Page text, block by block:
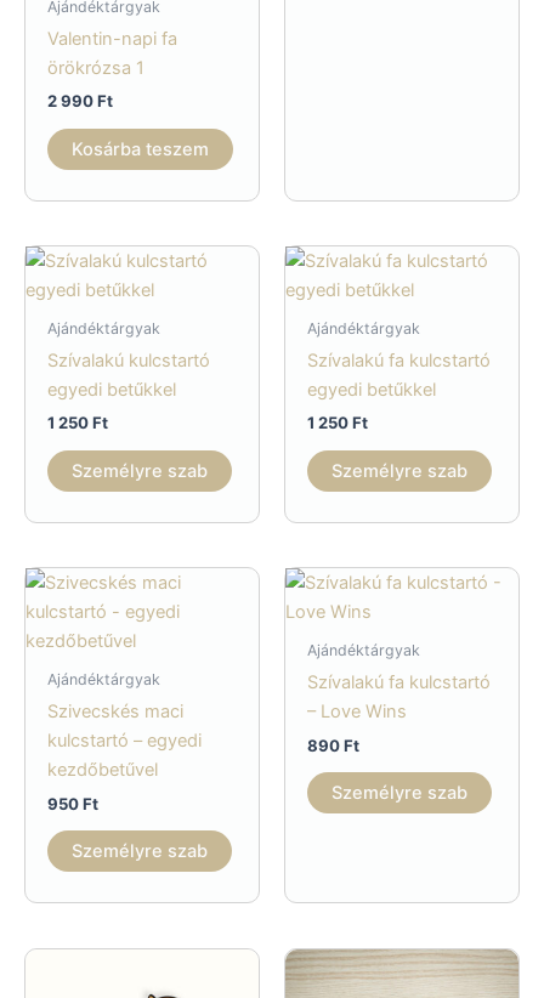
Ajándéktárgyak
Valentin-napi fa
örökrózsa 1
2 990Ft
Kosárba teszem
ki
Ajándéktárgyak
Szívalakú kulcstartó
egyedi betűkkel
1 250Ft
Személyre szab
Ajándéktárgyak
Szívalakú fa kulcstartó
egyedi betűkkel
1 250Ft
Személyre szab
Ajándéktárgyak
Szivecskés maci
kulcstartó – egyedi
kezdőbetűvel
950Ft
Személyre szab
Ajándéktárgyak
Szívalakú fa kulcstartó
– Love Wins
890Ft
Személyre szab